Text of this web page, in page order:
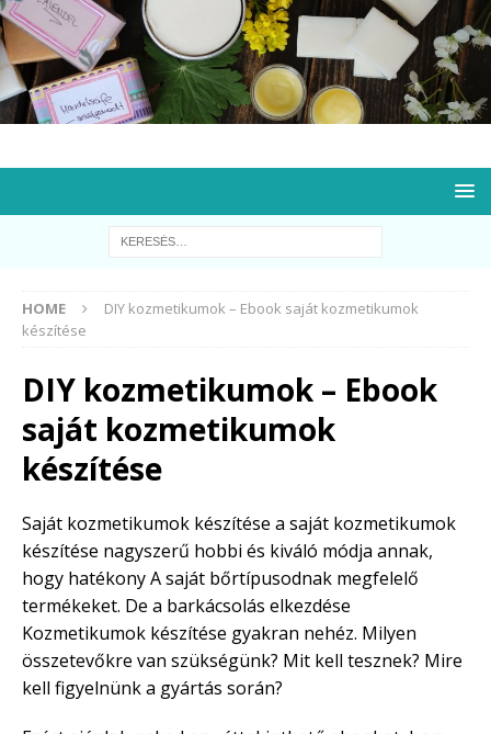
HOME
DIY kozmetikumok – Ebook saját kozmetikumok
készítése
DIY kozmetikumok – Ebook
saját kozmetikumok
készítése
Saját kozmetikumok készítése a saját kozmetikumok
készítése nagyszerű hobbi és kiváló módja annak,
hogy hatékony A saját bőrtípusodnak megfelelő
termékeket. De a barkácsolás elkezdése
Kozmetikumok készítése gyakran nehéz. Milyen
összetevőkre van szükségünk? Mit kell tesznek? Mire
kell figyelnünk a gyártás során?